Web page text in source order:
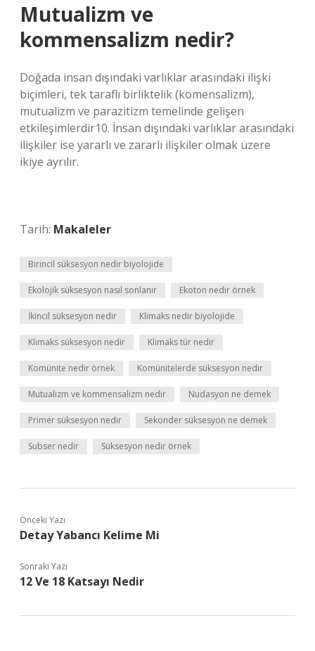
Mutualizm ve
kommensalizm nedir?
Doğada insan dışındaki varlıklar arasındaki ilişki
biçimleri, tek taraflı birliktelik (komensalizm),
mutualizm ve parazitizm temelinde gelişen
etkileşimlerdir10. İnsan dışındaki varlıklar arasındaki
ilişkiler ise yararlı ve zararlı ilişkiler olmak üzere
ikiye ayrılır.
Tarih: Makaleler
Birincil süksesyon nedir biyolojide
Ekolojik süksesyon nasıl sonlanır Ekoton nedir örnek
İkincil süksesyon nedir Klimaks nedir biyolojide
Klimaks süksesyon nedir Klimaks tür nedir
Komünite nedir örnek Komünitelerde süksesyon nedir
Mutualizm ve kommensalizm nedir Nudasyon ne demek
Primer süksesyon nedir Sekonder süksesyon ne demek
Subser nedir Süksesyon nedir örnek
Önceki Yazı
Detay Yabancı Kelime Mi
Sonraki Yazı
12 Ve 18 Katsayı Nedir